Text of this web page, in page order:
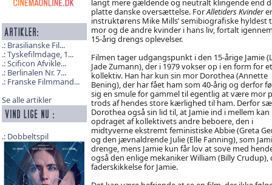
Brasilianske Fil...
Tyskefilmdage, 1...
Scificon Afvikle...
Berlinalen Nr. 7...
Franske Filmmand...
Se alle artikler
Dobbeltspil
langt mere gældende og neutralt klingende end
platte danske oversættelse. ForAlletiders Kvinderer
instruktørens Mike Mills’ semibiografiske hyldest
mor og de andre kvinder i hans liv, fortalt
15-årig drengs oplevelser.
Filmen tager udgangspunkt i den 15-årige Jamie
Jade Zumann), der i 1979 vokser op i en form for
kollektiv. Han har kun sin mor Dorothea (Annette
Bening), der har fået ham som 40-årig og derfor
sig en smule for gammel til egentlig at være mor
trods af hendes store kærlighed til ham. Derfor
Dorothea også sin lid til, at Jamie ind i mellem kan
opdraget af kollektivets andre beboere, den i
midtyverne ekstremt feministiske Abbie (Greta
og den jævnaldrende Julie (Elle Fanning), som
drenge, mens Jamie kun får lov at sove med
også den enlige mekaniker William (Billy
faderskikkelse for Jamie.